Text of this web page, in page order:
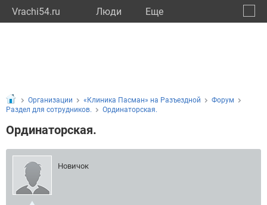
Vrachi54.ru Люди Eще
Организации «Клиника Пасман» на Разъездной
Форум
Раздел для сотрудников.
Ординаторская.
Ординаторская.
Новичок